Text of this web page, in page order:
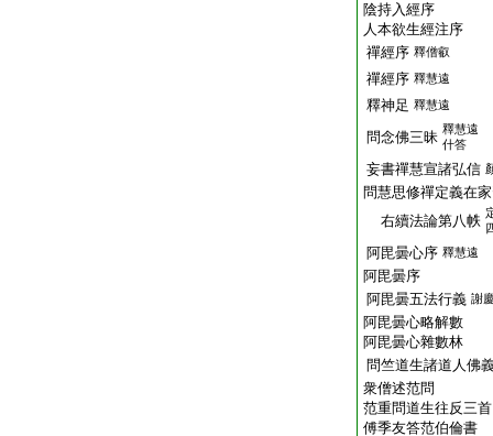
陰持入經序
人本欲生經注序
禪經序 釋僧叡
禪經序 釋慧遠
釋神足 釋慧遠
問念佛三昧 釋慧遠
什答
妄書禪慧宣諸弘信
問慧思修禪定義在
右續法論第八帙
阿毘曇心序 釋慧遠
阿毘曇序
阿毘曇五法行義 謝
阿毘曇心略解數
阿毘曇心雜數林
問竺道生諸道人佛
衆僧述范問
范重問道生往反三首
傅季友答范伯倫書